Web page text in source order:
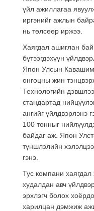
үйл ажиллагаа
иргэнийг ажлын
нь төлсөөр иржээ.
Хаягдал ашиглан
бүтээгдэхүүн
Япон Улсын
онгоцны жин
Технологийн
стандартад
ангийг үйлдвэрлэнэ
100 тонныг
байдаг аж. Япон
түншлэлийн
гэнэ.
Тус компани
худалдан авч
эрхлэгч болох
харилцан дэмжиж